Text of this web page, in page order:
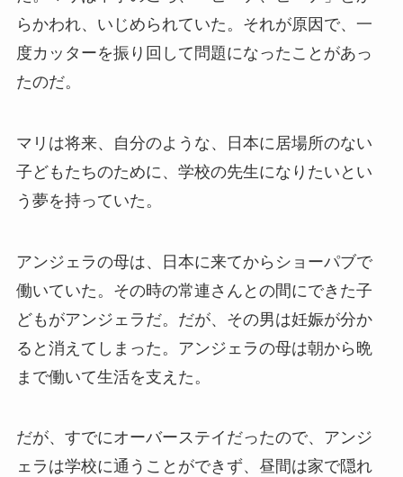
らかわれ、いじめられていた。それが原因で、一
度カッターを振り回して問題になったことがあっ
たのだ。
マリは将来、自分のような、日本に居場所のない
子どもたちのために、学校の先生になりたいとい
う夢を持っていた。
アンジェラの母は、日本に来てからショーパブで
働いていた。その時の常連さんとの間にできた子
どもがアンジェラだ。だが、その男は妊娠が分か
ると消えてしまった。アンジェラの母は朝から晩
まで働いて生活を支えた。
だが、すでにオーバーステイだったので、アンジ
ェラは学校に通うことができず、昼間は家で隠れ